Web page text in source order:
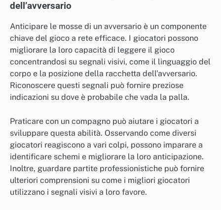
dell’avversario
Anticipare le mosse di un avversario è un componente
chiave del gioco a rete efficace. I giocatori possono
migliorare la loro capacità di leggere il gioco
concentrandosi su segnali visivi, come il linguaggio del
corpo e la posizione della racchetta dell’avversario.
Riconoscere questi segnali può fornire preziose
indicazioni su dove è probabile che vada la palla.
Praticare con un compagno può aiutare i giocatori a
sviluppare questa abilità. Osservando come diversi
giocatori reagiscono a vari colpi, possono imparare a
identificare schemi e migliorare la loro anticipazione.
Inoltre, guardare partite professionistiche può fornire
ulteriori comprensioni su come i migliori giocatori
utilizzano i segnali visivi a loro favore.